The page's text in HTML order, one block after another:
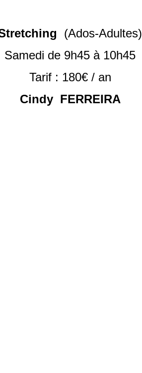
(Ados-Adultes)
Samedi de 9h45 à 10h45
Tarif : 180€ / an
Cindy FERREIRA